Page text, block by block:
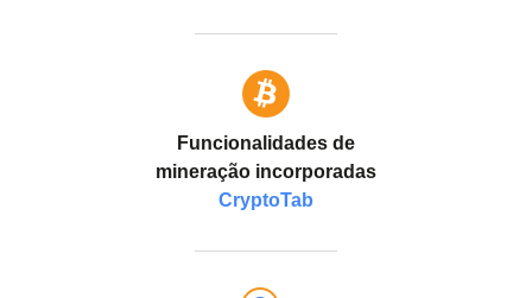
Funcionalidades de
mineração incorporadas
CryptoTab